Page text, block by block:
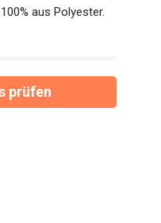
aus Polyester.
prüfen